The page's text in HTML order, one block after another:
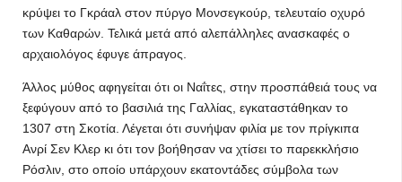
κρύψει το Γκράαλ στον πύργο Μονσεγκούρ, τελευταίο οχυρό
των Καθαρών. Τελικά μετά από αλεπάλληλες ανασκαφές ο
αρχαιολόγος έφυγε άπραγος.
Άλλος μύθος αφηγείται ότι οι Ναΐτες, στην προσπάθειά τους να
ξεφύγουν από το βασιλιά της Γαλλίας, εγκαταστάθηκαν το
1307 στη Σκοτία. Λέγεται ότι συνήψαν φιλία με τον πρίγκιπα
Ανρί Σεν Κλερ κι ότι τον βοήθησαν να χτίσει το παρεκκλήσιο
Ρόσλιν, στο οποίο υπάρχουν εκατοντάδες σύμβολα των